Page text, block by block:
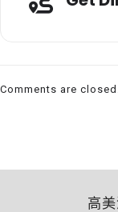
Comments are
高